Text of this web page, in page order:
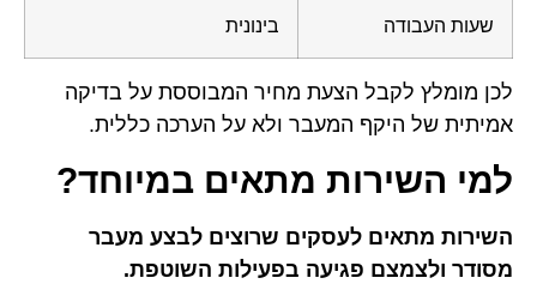
שעות העבודה בינונית
לכן מומלץ לקבל הצעת מחיר המבוססת על בדיקה
אמיתית של היקף המעבר ולא על הערכה כללית.
למי השירות מתאים במיוחד?
השירות מתאים לעסקים שרוצים לבצע מעבר
מסודר ולצמצם פגיעה בפעילות השוטפת.